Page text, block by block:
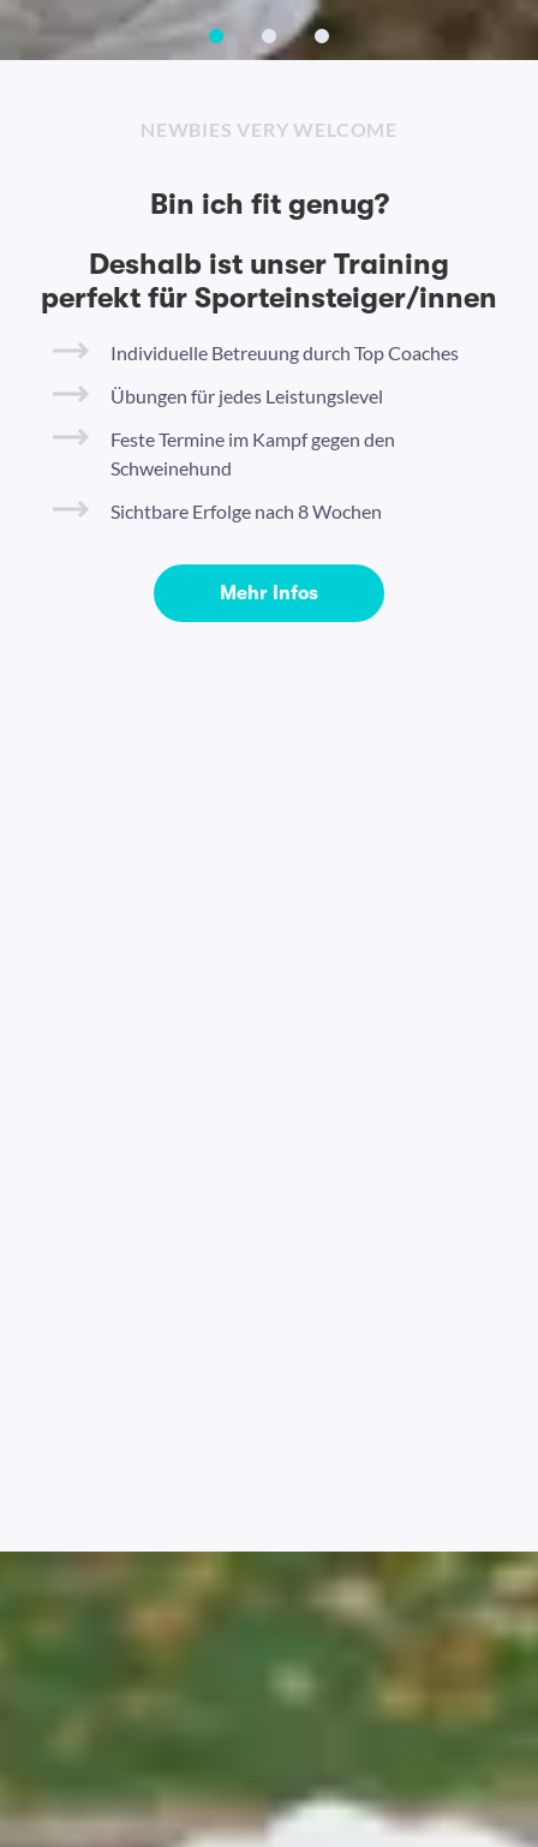
NEWBIES VERY WELCOME
Bin ich fit genug?
Deshalb ist unser Training
perfekt für Sporteinsteiger/innen
Individuelle Betreuung durch Top Coaches
Übungen für jedes Leistungslevel
Feste Termine im Kampf gegen den
Schweinehund
Sichtbare Erfolge nach 8 Wochen
Mehr Infos